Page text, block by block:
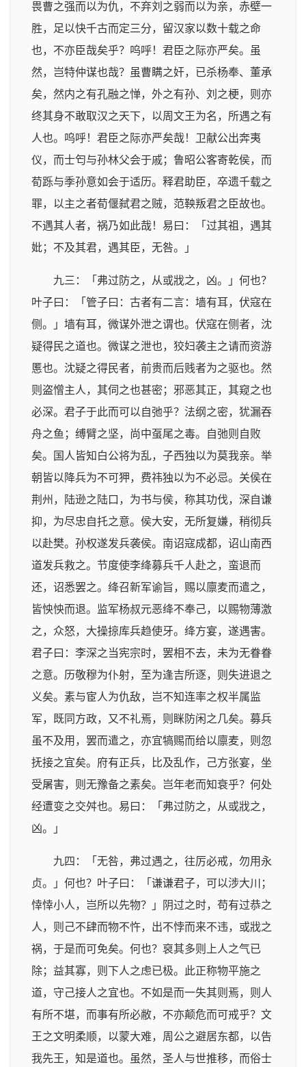
畏曹之强而以为仇，不弃刘之弱而以为亲，赤壁一
胜，足以快千古而定三分，留汉家以数十载之命
也，不亦臣哉矣乎？呜呼！君臣之际亦严矣。虽
然，岂特仲谋也哉？虽曹瞒之奸，已杀杨奉、董承
矣，然内之有孔融之惮，外之有孙、刘之梗，则亦
终其身不敢取汉之天下，以周文王为名，所遇之有
人也。呜呼！君臣之际亦严矣哉！卫献公出奔夷
仪，而士匄与孙林父会于戚；鲁昭公客寄乾侯，而
荀跞与季孙意如会于适历。释君助臣，卒遗千载之
罪，以主之者荀偃弑君之贼，范鞅叛君之臣故也。
不遇其人者，祸乃如此哉！易曰：「过其祖，遇其
妣；不及其君，遇其臣，无咎。」
九三：「弗过防之，从或戕之，凶。」何也？
叶子曰：「管子曰：古者有二言：墙有耳，伏寇在
侧。」墙有耳，微谋外泄之谓也。伏寇在侧者，沈
疑得民之道也。微谋之泄也，狡妇袭主之请而资游
慝也。沈疑之得民者，前贵而后贱者为之驱也。然
则盗憎主人，其伺之也甚密；邪恶其正，其窥之也
必深。君子于此而可以自弛乎？法纲之密，犹漏吞
舟之鱼；缚臂之坚，尚中虿尾之毒。自弛则自败
矣。国人皆知白公将为乱，子西独以为莫我亲。举
朝皆以降兵为不可狎，费祎独以为不必忌。关侯在
荆州，陆逊之陆口，为书与侯，称其功伐，深自谦
抑，为尽忠自托之意。侯大安，无所复嫌，稍彻兵
以赴樊。孙权遂发兵袭侯。南诏寇成都，诏山南西
道发兵救之。节度使李绛募兵千人赴之，蛮退而
还，诏悉罢之。绛召新军谕旨，赐以廪麦而遣之，
皆怏怏而退。监军杨叔元恶绛不奉己，以赐物薄激
之，众怒，大操掠库兵趋使牙。绛方宴，遂遇害。
君子曰：李深之当宪宗时，罢相不去，未为无眷眷
之意。历敬穆为仆射，至为逢吉所逐，则失进退之
义矣。素与宦人为仇敌，岂不知连率之权半属监
军，既同方政，又不礼焉，则眯防闲之几矣。募兵
虽不及用，罢而遣之，亦宜犒赐而给以廪麦，则忽
抚接之宜矣。府有正兵，比及乱作，己方张宴，坐
受屠害，则无豫备之素矣。岂年老而知衰乎？何处
经遭变之交舛也。易曰：「弗过防之，从或戕之，
凶。」
九四：「无咎，弗过遇之，往厉必戒，勿用永
贞。」何也？叶子曰：「谦谦君子，可以涉大川；
悻悻小人，岂所以先物？」阴过之时，苟有过恭之
人，则己不肆而物不忤，出不悖而来不违，或戕之
祸，于是而可免矣。何也？裒其多则上人之气已
除；益其寡，则下人之虑已极。此正称物平施之
道，守己接人之宜也。不如是而一失其则焉，则人
有所不堪，而事有所必敝，不亦颠危而可戒乎？文
王之文明柔顺，以蒙大难，周公之避居东都，以告
我先王，知是道也。虽然，圣人与世推移，而俗士